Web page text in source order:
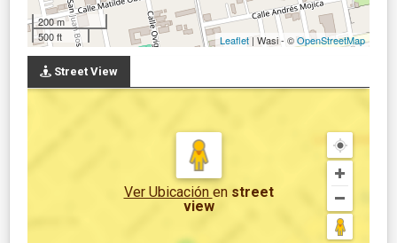
200 m
500 ft
Leaflet | Wasi - ©OpenStreetMap
Street View
Ver Ubicación en street
view